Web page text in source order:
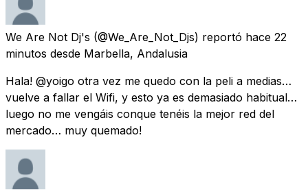
We Are Not Dj's (@We_Are_Not_Djs) reportó hace 22
minutos desde Marbella, Andalusia
Hala! @yoigo otra vez me quedo con la peli a medias…
vuelve a fallar el Wifi, y esto ya es demasiado habitual…
luego no me vengáis conque tenéis la mejor red del
mercado… muy quemado!